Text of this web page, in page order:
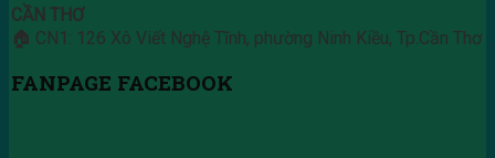
CẦN THƠ
🏠 CN1: 126 Xô Viết Nghệ Tĩnh, phường Ninh Kiều, Tp.Cần Thơ
FANPAGE FACEBOOK